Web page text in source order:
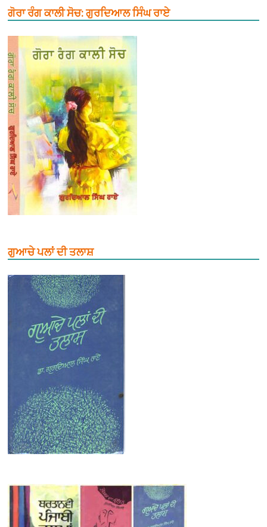
ਗੋਰਾ ਰੰਗ ਕਾਲੀ ਸੋਚ: ਗੁਰਦਿਆਲ ਸਿੰਘ ਰਾਏ
ਗੁਆਚੇ ਪਲਾਂ ਦੀ ਤਲਾਸ਼